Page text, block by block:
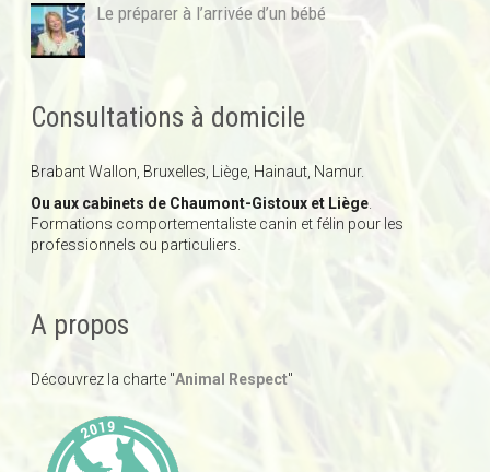
Le préparer à l’arrivée d’un bébé
Consultations à domicile
Brabant Wallon, Bruxelles, Liège, Hainaut, Namur.
Ou aux cabinets de Chaumont-Gistoux et Liège.
Formations comportementaliste canin et félin pour les
professionnels ou particuliers.
A propos
Découvrez la charte "Animal Respect"